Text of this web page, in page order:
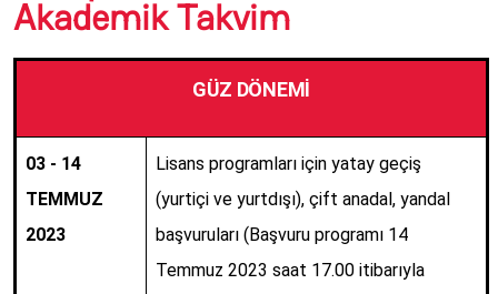
Akademik Takvim
GÜZ DÖNEMİ
03 - 14
TEMMUZ
2023
Lisans programları için yatay geçiş
(yurtiçi ve yurtdışı), çift anadal, yandal
başvuruları (Başvuru programı 14
Temmuz 2023 saat 17.00 itibarıyla